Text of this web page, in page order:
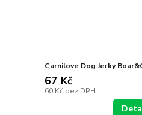
Carnilove Dog Jerky
67 Kč
60 Kč bez DPH